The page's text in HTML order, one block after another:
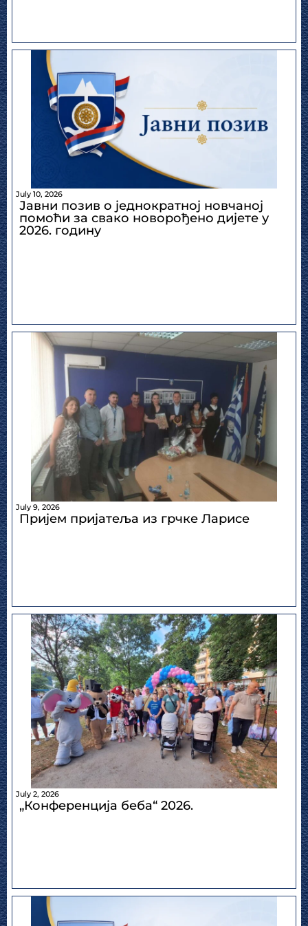
July 10, 2026
Јавни позив о једнократној новчаној
помоћи за свако новорођено дијете у
2026. годину
July 9, 2026
Пријем пријатеља из грчке Ларисе
July 2, 2026
„Конференција беба“ 2026.